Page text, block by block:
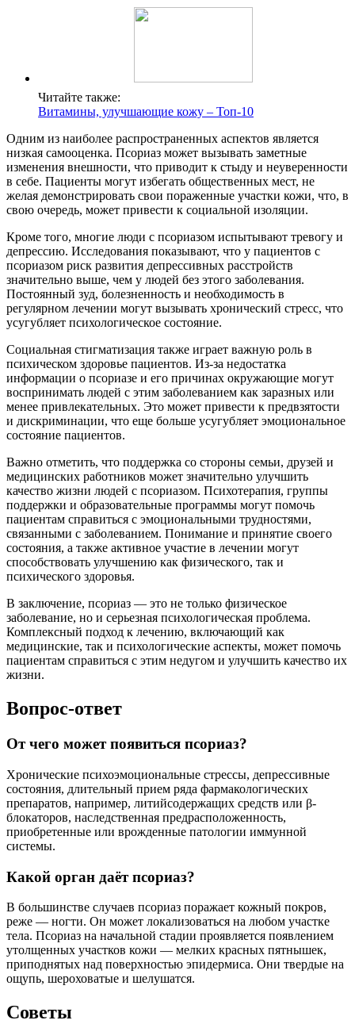
Читайте также:
Витамины, улучшающие кожу – Топ-10
Одним из наиболее распространенных аспектов является
низкая самооценка. Псориаз может вызывать заметные
изменения внешности, что приводит к стыду и неуверенности
в себе. Пациенты могут избегать общественных мест, не
желая демонстрировать свои пораженные участки кожи, что, в
свою очередь, может привести к социальной изоляции.
Кроме того, многие люди с псориазом испытывают тревогу и
депрессию. Исследования показывают, что у пациентов с
псориазом риск развития депрессивных расстройств
значительно выше, чем у людей без этого заболевания.
Постоянный зуд, болезненность и необходимость в
регулярном лечении могут вызывать хронический стресс, что
усугубляет психологическое состояние.
Социальная стигматизация также играет важную роль в
психическом здоровье пациентов. Из-за недостатка
информации о псориазе и его причинах окружающие могут
воспринимать людей с этим заболеванием как заразных или
менее привлекательных. Это может привести к предвзятости
и дискриминации, что еще больше усугубляет эмоциональное
состояние пациентов.
Важно отметить, что поддержка со стороны семьи, друзей и
медицинских работников может значительно улучшить
качество жизни людей с псориазом. Психотерапия, группы
поддержки и образовательные программы могут помочь
пациентам справиться с эмоциональными трудностями,
связанными с заболеванием. Понимание и принятие своего
состояния, а также активное участие в лечении могут
способствовать улучшению как физического, так и
психического здоровья.
В заключение, псориаз — это не только физическое
заболевание, но и серьезная психологическая проблема.
Комплексный подход к лечению, включающий как
медицинские, так и психологические аспекты, может помочь
пациентам справиться с этим недугом и улучшить качество их
жизни.
Вопрос-ответ
От чего может появиться псориаз?
Хронические психоэмоциональные стрессы, депрессивные
состояния, длительный прием ряда фармакологических
препаратов, например, литийсодержащих средств или β-
блокаторов, наследственная предрасположенность,
приобретенные или врожденные патологии иммунной
системы.
Какой орган даёт псориаз?
В большинстве случаев псориаз поражает кожный покров,
реже — ногти. Он может локализоваться на любом участке
тела. Псориаз на начальной стадии проявляется появлением
утолщенных участков кожи — мелких красных пятнышек,
приподнятых над поверхностью эпидермиса. Они твердые на
ощупь, шероховатые и шелушатся.
Советы